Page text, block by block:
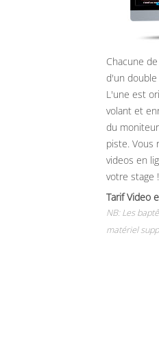
Chacune
d'un
L'une est
volant et
du
piste. Vous
videos en
votre stage !
Tarif Video
NB: Les
matériel